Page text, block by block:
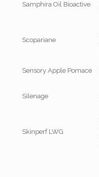
Samphira Oil Bioactive
Scopariane
Sensory Apple Pomace
Silenage
Skinperf LWG